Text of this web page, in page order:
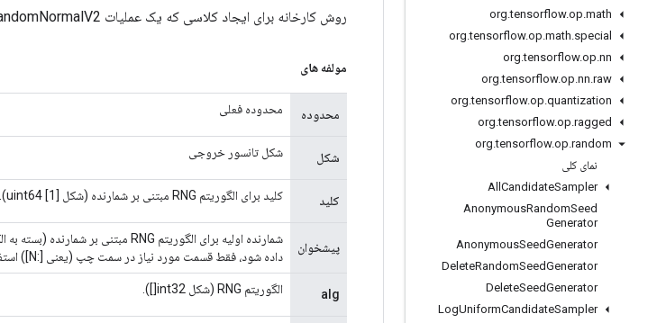
org.tensorflow.op.math
org.tensorflow.op.math.special
org.tensorflow.op.nn
org.tensorflow.op.nn.raw
org.tensorflow.op.quantization
org.tensorflow.op.ragged
org.tensorflow.op.random
نمای کلی
All CandidateSampler
AnonymousRandomSeed
Generator
AnonymousSeedGenerator
DeleteRandomSeedGenerator
DeleteSeedGenerator
LogUniformCandidateSampler
روش کارخانه برای ایجاد کلاسی که یک عملیات StatelessRandomNormalV2 جدید را بسته بندی می کند.
مولفه های
محدوده محدوده فعلی
شکل شکل تانسور خروجی
کلید کلید برای الگوریتم RNG مبتنی بر شمارنده (شکل uint64 [1]).
پیشخوان
داده شود، فقط قسمت مورد نیاز در سمت چپ (یعنی [:N]) استفاده خواهد شد.
alg الگوریتم RNG (شکل int32[]).